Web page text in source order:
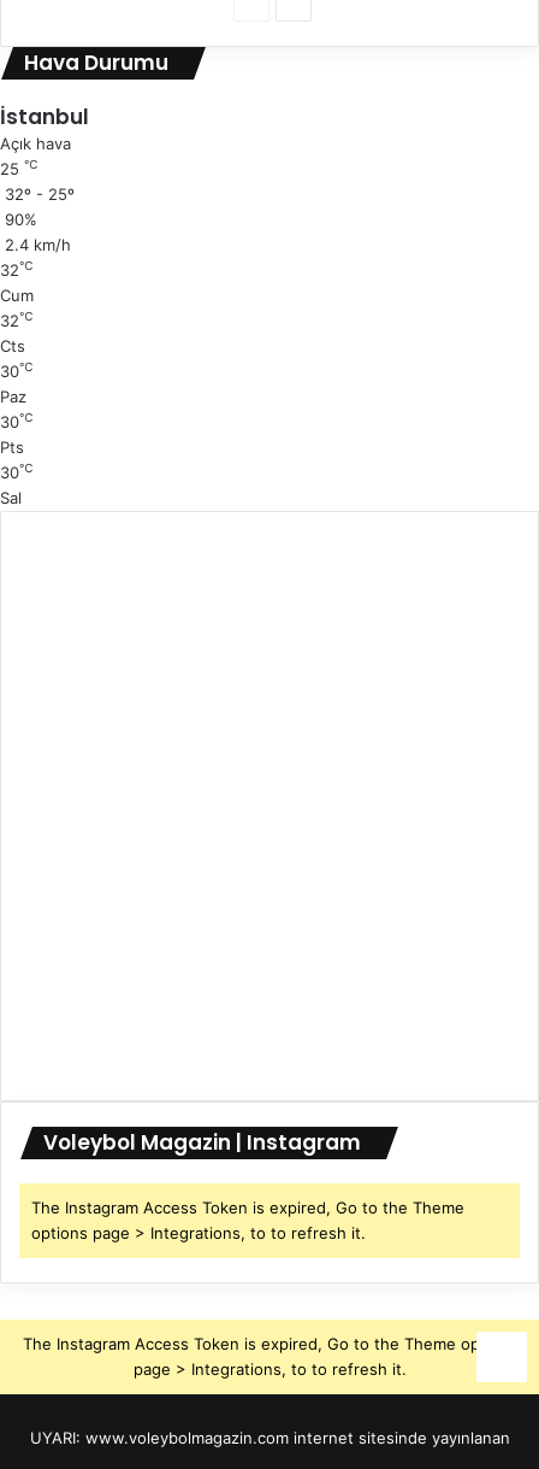
Hava Durumu
İstanbul
Açık hava
25 ℃
32º - 25º
90%
2.4 km/h
32℃
Cum
32℃
Cts
30℃
Paz
30℃
Pts
30℃
Sal
Voleybol Magazin | Instagram
The Instagram Access Token is expired, Go to the Theme
options page > Integrations, to to refresh it.
The Instagram Access Token is expired, Go to the Theme options
page > Integrations, to to refresh it.
UYARI: www.voleybolmagazin.com internet sitesinde yayınlanan